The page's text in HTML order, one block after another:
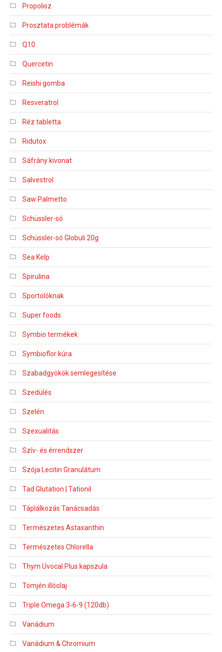
Propolisz
Prosztata problémák
Q10
Quercetin
Reishi gomba
Resveratrol
Réz tabletta
Ridutox
Sáfrány kivonat
Salvestrol
Saw Palmetto
Schüssler-só
Schüssler-só Globuli 20g
Sea Kelp
Spirulina
Sportolóknak
Super foods
Symbio termékek
Symbioflor kúra
Szabadgyökök semlegesítése
Szedülés
Szelén
Szexualitás
Szív- és érrendszer
Szója Lecitin Granulátum
Tad Glutation | Tationil
Táplálkozás Tanácsadás
Természetes Astaxanthin
Természetes Chlorella
Thym Uvocal Plus kapszula
Tömjén illóolaj
Triple Omega 3-6-9 (120db)
Vanádium
Vanádium & Chromium